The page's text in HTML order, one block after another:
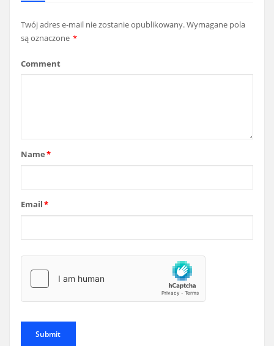
Twój adres e-mail nie zostanie opublikowany.Wymagane pola
są oznaczone *
Comment
Name*
Email*